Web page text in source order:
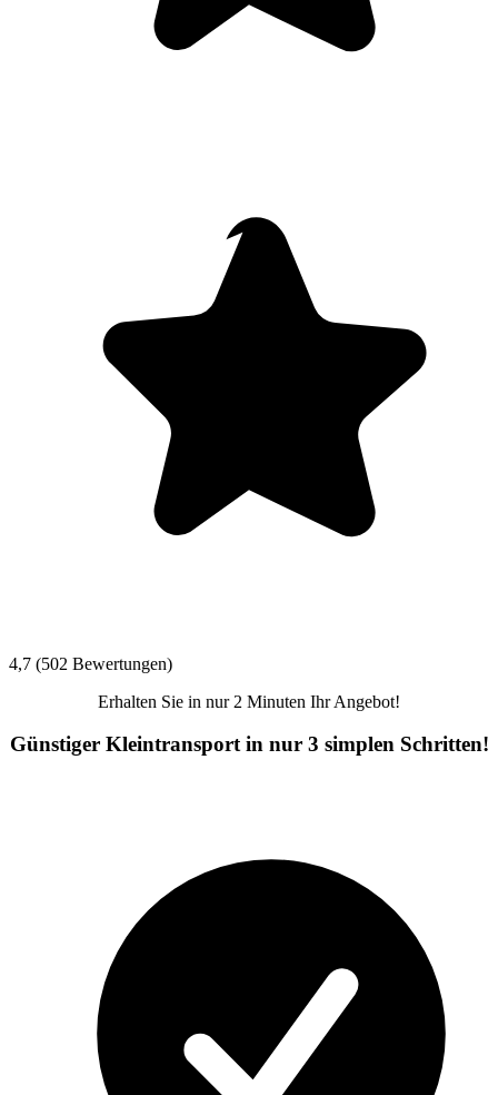
4,7 (502 Bewertungen)
Erhalten Sie in nur 2 Minuten Ihr Angebot!
Günstiger Kleintransport in nur 3 simplen Schritten!